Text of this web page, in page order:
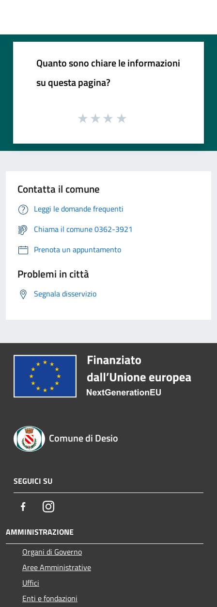
Quanto sono chiare le informazioni
su questa pagina?
Contatta il comune
Leggi le domande frequenti
Chiama il comune 0362-3921
Prenota un appuntamento
Problemi in città
Segnala disservizio
Comune di Desio
SEGUICI SU
FacebookInstagram
AMMINISTRAZIONE
Organi di Governo
Aree Amministrative
Uffici
Enti e fondazioni